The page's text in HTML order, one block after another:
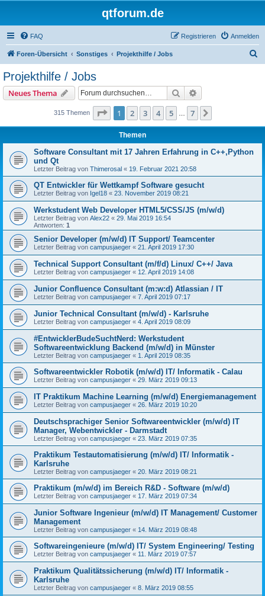
qtforum.de
FAQ Anmelden
Registrieren
Foren-Übersicht Sonstiges Projekthilfe / Jobs
Projekthilfe / Jobs
Neues Thema Suche
315 Themen Seite 1von
1 2 3 4 5 7
Themen
Software Consultant mit 17 Jahren Erfahrung in C++,Python
und Qt
Letzter Beitrag von Thimerosal « 19. Februar 2021 20:58
QT Entwickler für Wettkampf Software gesucht
Letzter Beitrag von Igel18 « 23. November 2019 08:21
Werkstudent Web Developer HTML5/CSS/JS (m/w/d)
Letzter Beitrag von Alex22 « 29. Mai 2019 16:54
Antworten: 1
Senior Developer (m/w/d) IT Support/ Teamcenter
Letzter Beitrag von campusjaeger « 21. April 2019 17:30
Technical Support Consultant (m/f/d) Linux/ C++/ Java
Letzter Beitrag von campusjaeger « 12. April 2019 14:08
Junior Confluence Consultant (m:w:d) Atlassian / IT
Letzter Beitrag von campusjaeger « 7. April 2019 07:17
Junior Technical Consultant (m/w/d) - Karlsruhe
Letzter Beitrag von campusjaeger « 4. April 2019 08:09
#EntwicklerBudeSuchtNerd: Werkstudent
Softwareentwicklung Backend (m/w/d) in Münster
Letzter Beitrag von campusjaeger « 1. April 2019 08:35
Softwareentwickler Robotik (m/w/d) IT/ Informatik - Calau
Letzter Beitrag von campusjaeger « 29. März 2019 09:13
IT Praktikum Machine Learning (m/w/d) Energiemanagement
Letzter Beitrag von campusjaeger « 26. März 2019 10:20
Deutschsprachiger Senior Softwareentwickler (m/w/d) IT
Manager, Webentwickler - Darmstadt
Letzter Beitrag von campusjaeger « 23. März 2019 07:35
Praktikum Testautomatisierung (m/w/d) IT/ Informatik -
Karlsruhe
Letzter Beitrag von campusjaeger « 20. März 2019 08:21
Praktikum (m/w/d) im Bereich R&D - Software (m/w/d)
Letzter Beitrag von campusjaeger « 17. März 2019 07:34
Junior Software Ingenieur (m/w/d) IT Management/ Customer
Management
Letzter Beitrag von campusjaeger « 14. März 2019 08:48
Softwareingenieure (m/w/d) IT/ System Engineering/ Testing
Letzter Beitrag von campusjaeger « 11. März 2019 07:57
Praktikum Qualitätssicherung (m/w/d) IT/ Informatik -
Karlsruhe
Letzter Beitrag von campusjaeger « 8. März 2019 08:55